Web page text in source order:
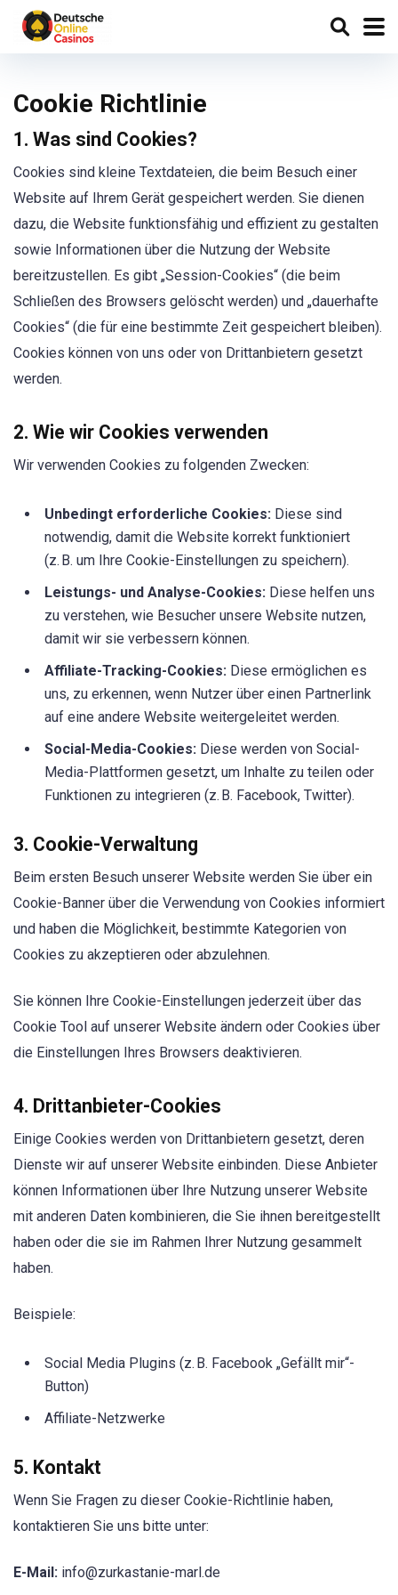
Cookie Richtlinie
1. Was sind Cookies?
Cookies sind kleine Textdateien, die beim Besuch einer
Website auf Ihrem Gerät gespeichert werden. Sie dienen
dazu, die Website funktionsfähig und effizient zu gestalten
sowie Informationen über die Nutzung der Website
bereitzustellen. Es gibt „Session-Cookies“ (die beim
Schließen des Browsers gelöscht werden) und „dauerhafte
Cookies“ (die für eine bestimmte Zeit gespeichert bleiben).
Cookies können von uns oder von Drittanbietern gesetzt
werden.
2. Wie wir Cookies verwenden
Wir verwenden Cookies zu folgenden Zwecken:
Unbedingt erforderliche Cookies: Diese sind
notwendig, damit die Website korrekt funktioniert
(z. B. um Ihre Cookie-Einstellungen zu speichern).
Leistungs- und Analyse-Cookies: Diese helfen uns
zu verstehen, wie Besucher unsere Website nutzen,
damit wir sie verbessern können.
Affiliate-Tracking-Cookies: Diese ermöglichen es
uns, zu erkennen, wenn Nutzer über einen Partnerlink
auf eine andere Website weitergeleitet werden.
Social-Media-Cookies: Diese werden von Social-
Media-Plattformen gesetzt, um Inhalte zu teilen oder
Funktionen zu integrieren (z. B. Facebook, Twitter).
3. Cookie-Verwaltung
Beim ersten Besuch unserer Website werden Sie über ein
Cookie-Banner über die Verwendung von Cookies informiert
und haben die Möglichkeit, bestimmte Kategorien von
Cookies zu akzeptieren oder abzulehnen.
Sie können Ihre Cookie-Einstellungen jederzeit über das
Cookie Tool auf unserer Website ändern oder Cookies über
die Einstellungen Ihres Browsers deaktivieren.
4. Drittanbieter-Cookies
Einige Cookies werden von Drittanbietern gesetzt, deren
Dienste wir auf unserer Website einbinden. Diese Anbieter
können Informationen über Ihre Nutzung unserer Website
mit anderen Daten kombinieren, die Sie ihnen bereitgestellt
haben oder die sie im Rahmen Ihrer Nutzung gesammelt
haben.
Beispiele:
Social Media Plugins (z. B. Facebook „Gefällt mir“-
Button)
Affiliate-Netzwerke
5. Kontakt
Wenn Sie Fragen zu dieser Cookie-Richtlinie haben,
kontaktieren Sie uns bitte unter:
E-Mail: info@zurkastanie-marl.de